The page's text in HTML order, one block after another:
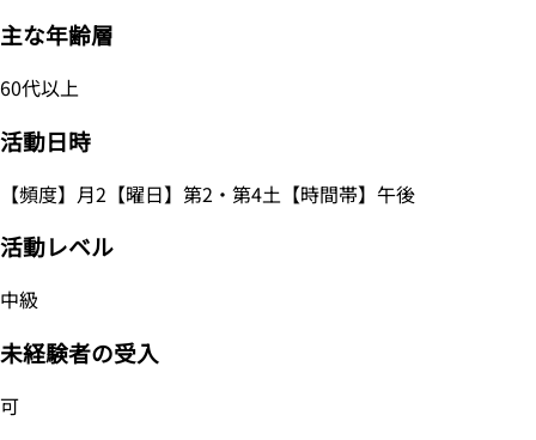
主な年齢層
60代以上
活動日時
【頻度】月2【曜日】第2・第4土【時間帯】午後
活動レベル
中級
未経験者の受入
可